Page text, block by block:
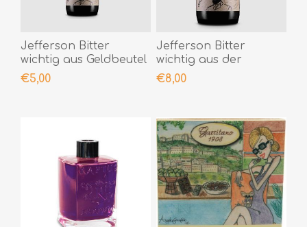
Jefferson Bitter
wichtig aus Geldbeutel
- 5 cl
€5,00
Jefferson Bitter
wichtig aus der
Geldbeutel- 10 cl
€8,00